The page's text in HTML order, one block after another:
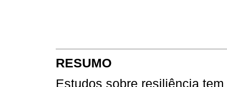
RESUMO
Estudos sobre resiliência